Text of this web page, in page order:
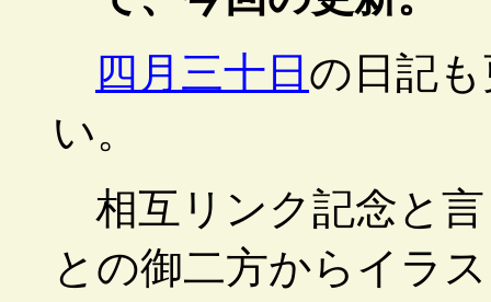
四月三十日 の日記
い。
相互リンク記念と
との御二方からイラ